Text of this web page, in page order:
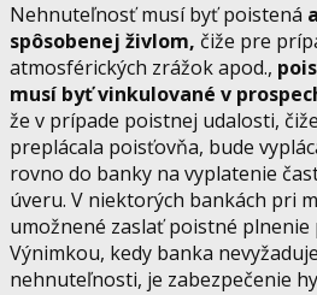
Nehnuteľnosť musí byť poistená
spôsobenej živlom, čiže pre
atmosférických zrážok apod.,
musí byť vinkulované v
že v prípade poistnej udalosti,
preplácala poisťovňa, bude
rovno do banky na vyplatenie
úveru. V niektorých bankách pri
umožnené zaslať poistné
Výnimkou, kedy banka
nehnuteľnosti, je zabezpečenie